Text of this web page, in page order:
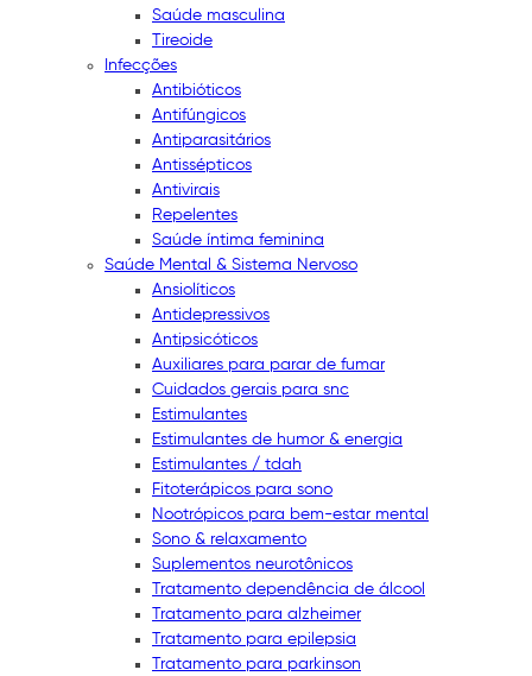
Saúde masculina
Tireoide
Infecções
Antibióticos
Antifúngicos
Antiparasitários
Antissépticos
Antivirais
Repelentes
Saúde íntima feminina
Saúde Mental & Sistema Nervoso
Ansiolíticos
Antidepressivos
Antipsicóticos
Auxiliares para parar de fumar
Cuidados gerais para snc
Estimulantes
Estimulantes de humor & energia
Estimulantes / tdah
Fitoterápicos para sono
Nootrópicos para bem-estar mental
Sono & relaxamento
Suplementos neurotônicos
Tratamento dependência de álcool
Tratamento para alzheimer
Tratamento para epilepsia
Tratamento para parkinson